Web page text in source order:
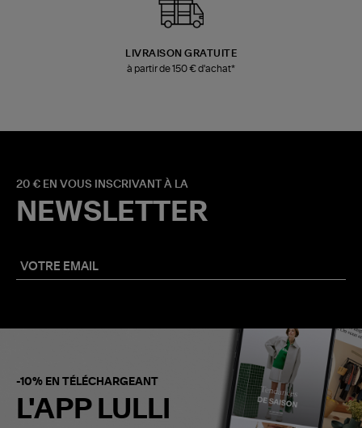
LIVRAISON GRATUITE
à partir de 150 € d'achat*
20 € EN VOUS INSCRIVANT À LA
NEWSLETTER
-10% EN TÉLÉCHARGEANT
L'APP LULLI